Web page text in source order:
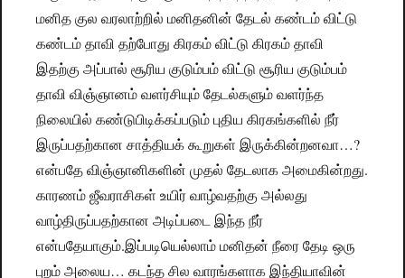
மனித குல வரலாற்றில் மனிதனின் தேடல் கண்டம் விட்டு
கண்டம் தாவி தற்போது கிரகம் விட்டு கிரகம் தாவி
இதற்கு அப்பால் சூரிய குடும்பம் விட்டு சூரிய குடும்பம்
தாவி விஞ்ஞானம் வளர்சியும் தேடல்களும் வளர்ந்த
நிலையில் கண்டுபிடிக்கப்படும் புதிய கிரகங்களில் நீர்
இருப்பதற்கான சாத்தியக் கூறுகள் இருக்கின்றனவா…?
என்பதே விஞ்ஞானிகளின் முதல் தேடலாக அமைகின்றது.
காரணம் ஜீவராசிகள் உயிர் வாழ்வதற்கு அல்லது
வாழ்திருப்பதற்கான அடிப்படை இந்த நீர்
என்பதேயாகும்.இப்படியெல்லாம் மனிதன் நீரை தேடி ஒரு
புறம் அலைய… கடந்த சில வாரங்களாக இந்தியாவின்